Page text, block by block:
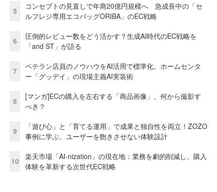
5
コンセプトの見直しで年商20億円規模へ 急成長中の「セ
ルフレジ専用エコバッグORIBA」のEC戦略
6
圧倒的レビュー数をどう活かす？生成AI時代のEC戦略を
「and ST」が語る
7
ベテラン店員のノウハウをAI活用で標準化。ホームセンタ
ー「グッデイ」の現場主義AI実装術
8
[マンガ]ECの購入を左右する「商品画像」、何から撮影す
べき？
9
「遊び心」と「育てる運用」で成果と独自性を両立！ZOZO
事例に学ぶ、ユーザーを飽きさせない体験設計
10
楽天市場「AI-nization」の現在地：業務を劇的削減し、購入
体験を革新する次世代EC戦略